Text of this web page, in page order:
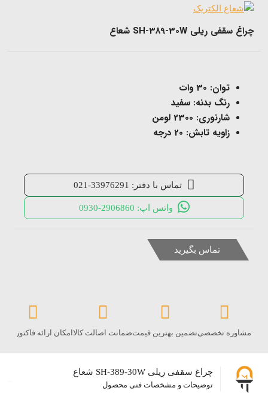
چراغ سقفى ریلى SH-389-30W شعاع
توان: 30 وات
رنگ بدنه: سفید
شارنوری: 2300 لومن
زاویه تابش: 20 درجه
تماس با دفتر: 33976291-021
واتس اپ: 2906860-0930
تماس بگیرید
مشاوره تخصصیتضمین بهترین قیمتضمانت اصالت کالاامکان ارائه فاکتور
چراغ سقفى ریلى SH-389-30W شعاع
توضیحات و مشخصات فنی محصول